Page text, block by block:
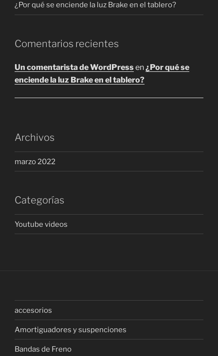
¿Por qué se enciende la luz Brake en el tablero?
Comentarios recientes
Un comentarista de WordPressen¿Por qué se
enciende la luz Brake en el tablero?
Archivos
marzo 2022
Categorías
Youtube videos
accesorios
Amortiguadores y suspenciones
Bandas de Freno